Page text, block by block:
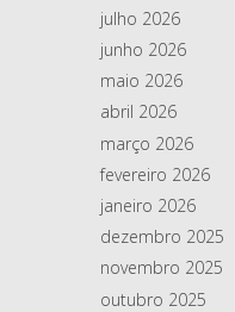
julho 2026
junho 2026
maio 2026
abril 2026
março 2026
fevereiro 2026
janeiro 2026
dezembro 2025
novembro 2025
outubro 2025